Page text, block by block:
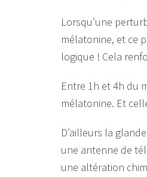
Lorsqu’une
mélatonine, et ce
logique ! Cela
Entre 1h et 4h du
mélatonine. Et
D’ailleurs la
une antenne de
une altération